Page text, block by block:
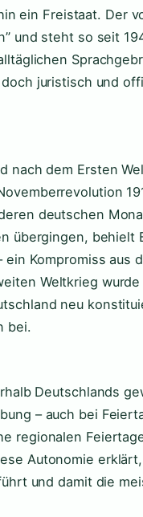
ein Freistaat. Der
und steht so seit
juristisch und
nach dem Ersten
deutschen
übergingen, behielt
ein Kompromiss aus
Weltkrieg
neu
bei.
Deutschlands
– auch bei
regionalen
Autonomie
und damit die